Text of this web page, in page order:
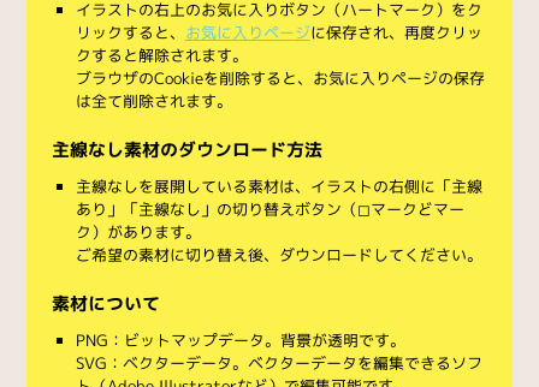
イラストの右上のお気に入りボタン（ハートマーク）をク
リックすると、 お気に入りページに保存され、再度クリッ
クすると解除されます。
ブラウザのCookieを削除すると、お気に入りページの保存
は全て削除されます。
主線なし素材のダウンロード方法
主線なしを展開している素材は、イラストの右側に「主線
あり」「主線なし」の切り替えボタン（◻︎マークと◼︎マー
ク）があります。
ご希望の素材に切り替え後、ダウンロードしてください。
素材について
PNG：ビットマップデータ。背景が透明です。
SVG：ベクターデータ。ベクターデータを編集できるソフ